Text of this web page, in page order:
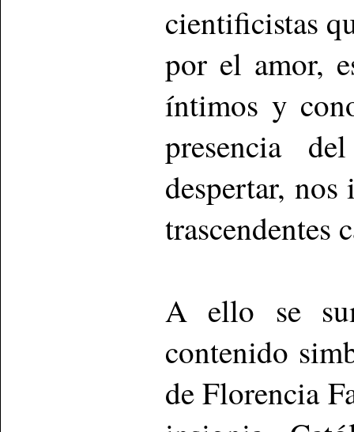
cientificistas
por el amor,
íntimos y
presencia
despertar,
trascendentes
A ello se
contenido
de Florencia